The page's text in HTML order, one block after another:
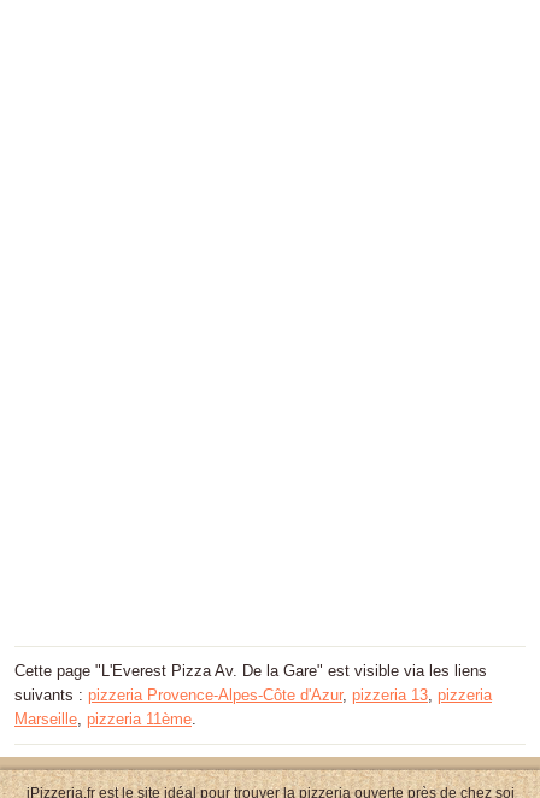
Cette page "L'Everest Pizza Av. De la Gare" est visible via les liens
suivants : pizzeria Provence-Alpes-Côte d'Azur, pizzeria 13, pizzeria
Marseille, pizzeria 11ème.
iPizzeria.fr est le site idéal pour trouver la pizzeria ouverte près de chez soi